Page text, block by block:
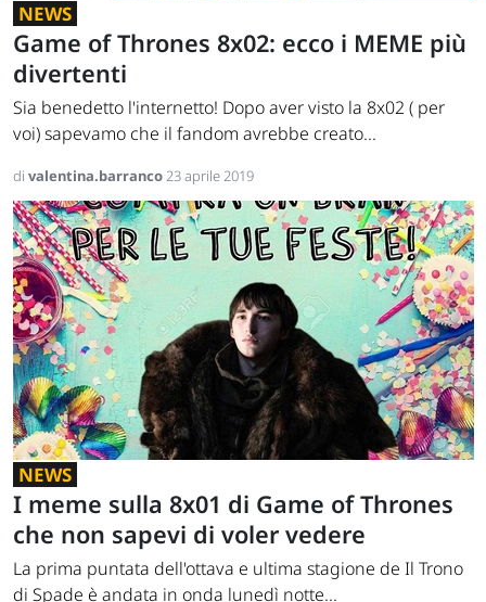
NEWS
Game of Thrones 8x02: ecco i MEME più
divertenti
Sia benedetto l'internetto! Dopo aver visto la 8x02 ( per
voi) sapevamo che il fandom avrebbe creato...
di valentina.barranco23 aprile 2019
NEWS
I meme sulla 8x01 di Game of Thrones
che non sapevi di voler vedere
La prima puntata dell'ottava e ultima stagione de Il Trono
di Spade è andata in onda lunedì notte...